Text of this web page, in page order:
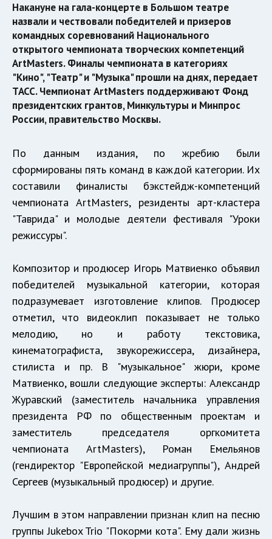
Накануне на гала-концерте в Большом театре
назвали и чествовали победителей и призеров
командных соревнований Национального
открытого чемпионата творческих компетенций
ArtMasters. Финалы чемпионата в категориях
"Кино", "Театр" и "Музыка" прошли на днях, передает
ТАСС. Чемпионат ArtMasters поддерживают Фонд
президентских грантов, Минкультуры и Минпрос
России, правительство Москвы.
По данным издания, по жребию были
сформированы пять команд в каждой категории. Их
составили финалисты бэкстейдж-компетенций
чемпионата ArtMasters, резиденты арт-кластера
"Таврида" и молодые деятели фестиваля "Уроки
режиссуры".
Композитор и продюсер Игорь Матвиенко объявил
победителей музыкальной категории, которая
подразумевает изготовление клипов. Продюсер
отметил, что видеоклип показывает не только
мелодию, но и работу текстовика,
кинематографиста, звукорежиссера, дизайнера,
стилиста и пр. В "музыкальное" жюри, кроме
Матвиенко, вошли следующие эксперты: Александр
Журавский (заместитель начальника управления
президента РФ по общественным проектам и
заместитель председателя оргкомитета
чемпионата ArtMasters), Роман Емельянов
(гендиректор "Европейской медиагруппы"), Андрей
Сергеев (музыкальный продюсер) и другие.
Лучшим в этом направлении признан клип на песню
группы Jukebox Trio "Покорми кота". Ему дали жизнь